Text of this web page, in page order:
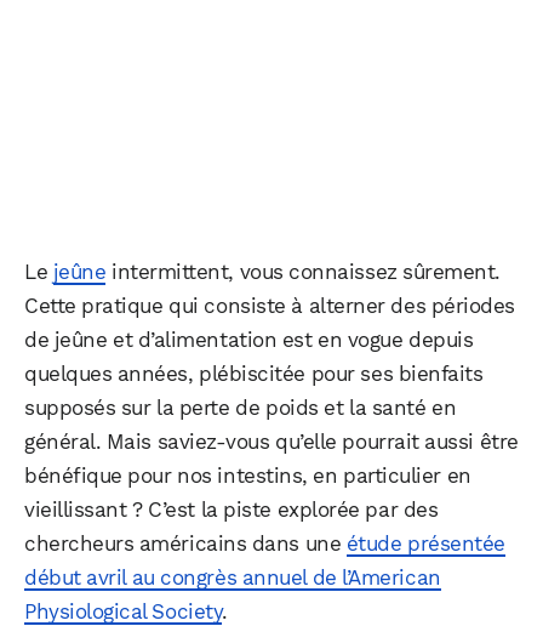
Le jeûne intermittent, vous connaissez sûrement.
Cette pratique qui consiste à alterner des périodes
de jeûne et d’alimentation est en vogue depuis
quelques années, plébiscitée pour ses bienfaits
supposés sur la perte de poids et la santé en
général. Mais saviez-vous qu’elle pourrait aussi être
bénéfique pour nos intestins, en particulier en
vieillissant ? C’est la piste explorée par des
chercheurs américains dans une étude présentée
début avril au congrès annuel de l’American
Physiological Society.